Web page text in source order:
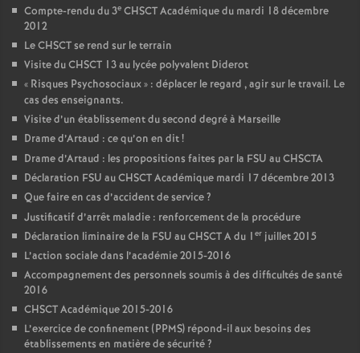
Compte-rendu du 3e CHSCT Académique du mardi 18 décembre
2012
Le CHSCT se rend sur le terrain
Visite du CHSCT 13 au lycée polyvalent Diderot
« Risques Psychosociaux» : déplacer le regard , agir sur le travail. Le
cas des enseignants.
Visite d’un établissement du second degré à Marseille
Drame d’Artaud : ce qu’on en dit!
Drame d’Artaud : les propositions faites par la FSU au CHSCTA
Déclaration FSU au CHSCT Académique mardi 17 décembre 2013
Que faire en cas d’accident de service?
Justificatif d’arrêt maladie : renforcement de la procédure
Déclaration liminaire de la FSU au CHSCT A du 1 er juillet 2015
L’action sociale dans l’académie 2015-2016
Accompagnement des personnels soumis à des difficultés de santé
2016
CHSCT Académique 2015-2016
L’exercice de confinement (PPMS) répond-il aux besoins des
établissements en matière de sécurité?